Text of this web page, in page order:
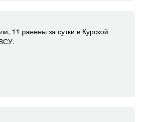
11 ранены за сутки в Курской